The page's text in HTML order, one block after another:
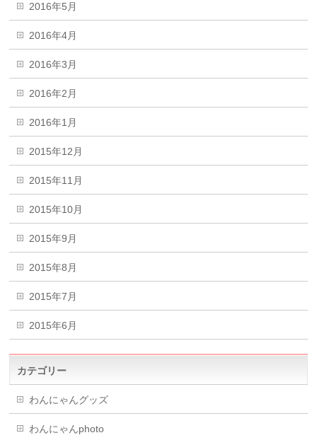
2016年5月
2016年4月
2016年3月
2016年2月
2016年1月
2015年12月
2015年11月
2015年10月
2015年9月
2015年8月
2015年7月
2015年6月
カテゴリー
わんにゃんグッズ
わんにゃんphoto